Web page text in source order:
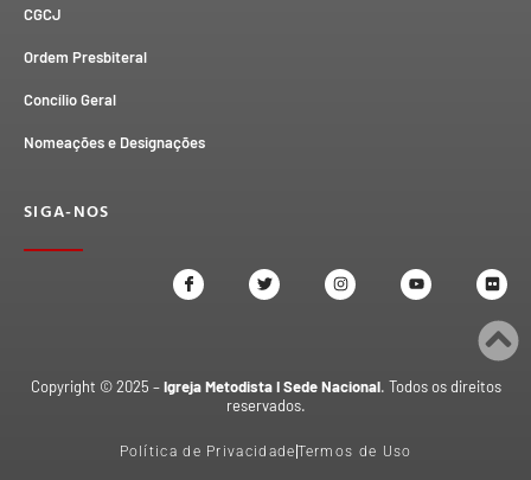
CGCJ
Ordem Presbiteral
Concílio Geral
Nomeações e Designações
SIGA-NOS
Copyright © 2025 –Igreja Metodista I Sede Nacional. Todos os direitos
reservados.
Política de Privacidade Termos de Uso